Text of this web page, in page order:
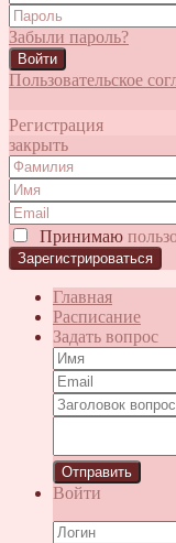
Забыли пароль?
Войти
Пользовательское
Регистрация
закрыть
Принимаю
Главная
Расписание
Задать вопрос
Отправить
Войти